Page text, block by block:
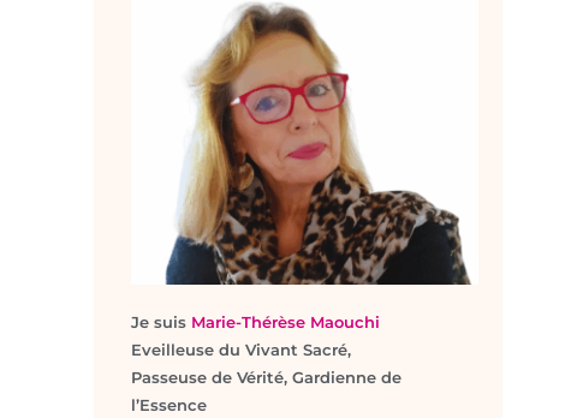
Je suis Marie-Thérèse Maouchi
Eveilleuse du Vivant Sacré,
Passeuse de Vérité, Gardienne de
l’Essence